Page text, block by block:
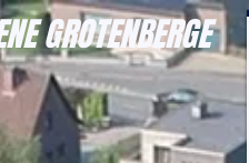
GROTENBERGE